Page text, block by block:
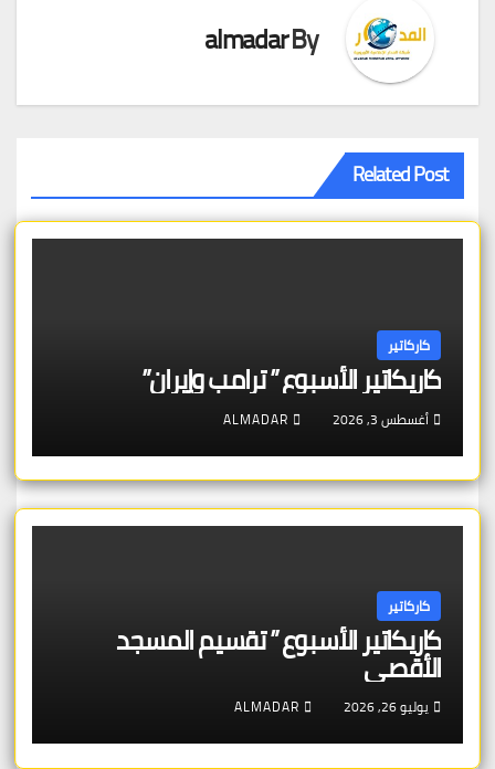
By
almadar
Related Post
كاركاتير
كاريكاتير الأسبوع ” ترامب وإيران”
أغسطس 3, 2026 ALMADAR
كاركاتير
كاريكاتير الأسبوع ” تقسيم المسجد
الأقصى
يوليو 26, 2026 ALMADAR